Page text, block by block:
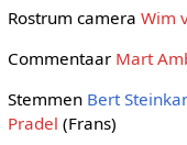
Rostrum camera Wim
Commentaar Mart
Stemmen Bert
Pradel (Frans)